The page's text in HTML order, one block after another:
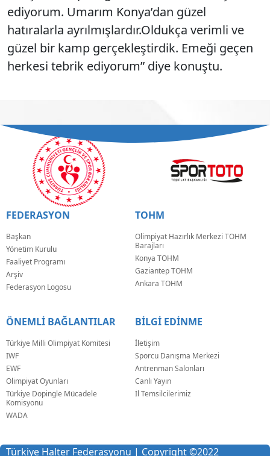
ediyorum. Umarım Konya’dan güzel
hatıralarla ayrılmışlardır.Oldukça verimli ve
güzel bir kamp gerçekleştirdik. Emeği geçen
herkesi tebrik ediyorum” diye konuştu.
FEDERASYON
Başkan
Yönetim Kurulu
Faaliyet Programı
Arşiv
Federasyon Logosu
TOHM
Olimpiyat Hazırlık Merkezi TOHM
Barajları
Konya TOHM
Gaziantep TOHM
Ankara TOHM
ÖNEMLİ BAĞLANTILAR
Türkiye Milli Olimpiyat Komitesi
IWF
EWF
Olimpiyat Oyunları
Türkiye Dopingle Mücadele
Komisyonu
WADA
BİLGİ EDİNME
İletişim
Sporcu Danışma Merkezi
Antrenman Salonları
Canlı Yayın
İl Temsilcilerimiz
Türkiye Halter Federasyonu | Copyright©2022